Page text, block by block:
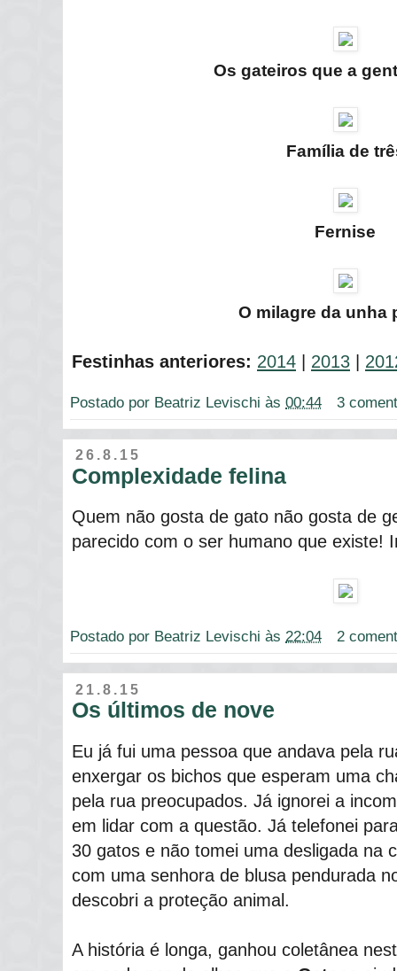
Os gateiros que a
Família de
Fernise
O milagre da unha
Festinhas anteriores: 2014 | 2013 |
Postado por Beatriz Levischi às 00:44 3
26.8.15
Complexidade felina
Quem não gosta de gato não gosta de
parecido com o ser humano que existe!
Postado por Beatriz Levischi às 22:04 2
21.8.15
Os últimos de nove
Eu já fui uma pessoa que andava pela
enxergar os bichos que esperam uma
pela rua preocupados. Já ignorei a
em lidar com a questão. Já telefonei
30 gatos e não tomei uma desligada na
com uma senhora de blusa pendurada
descobri a proteção animal.
A história é longa, ganhou coletânea